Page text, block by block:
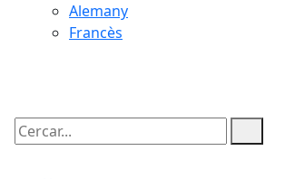
Alemany
Francès
Cercar: